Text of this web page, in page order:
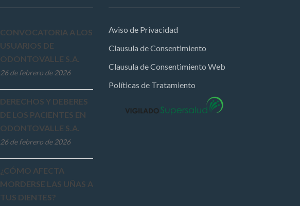
CONVOCATORIA A LOS
USUARIOS DE
ODONTOVALLE S.A.
26 de febrero de 2026
DERECHOS Y DEBERES
DE LOS PACIENTES EN
ODONTOVALLE S.A.
26 de febrero de 2026
¿CÓMO AFECTA
MORDERSE LAS UÑAS A
TUS DIENTES?
Aviso de Privacidad
Clausula de Consentimiento
Clausula de Consentimiento Web
Políticas de Tratamiento